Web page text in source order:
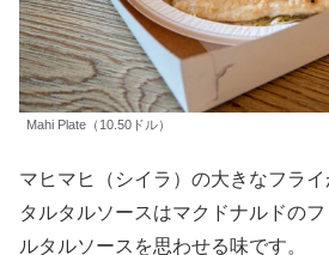
Mahi Plate（10.50ドル）
マヒマヒ（シイラ）の大きなフライ
タルタルソースはマクドナルドの
ルタルソースを思わせる味です。